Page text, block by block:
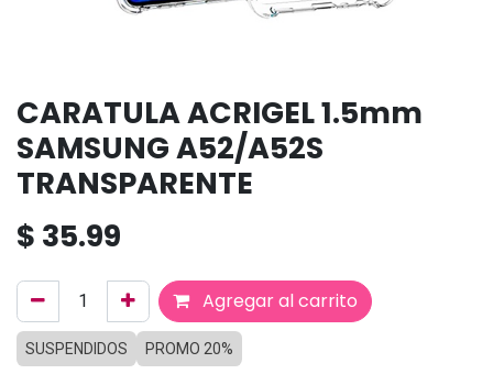
CARATULA ACRIGEL 1.5mm
SAMSUNG A52/A52S
TRANSPARENTE
$ 35.99
Agregar al carrito
SUSPENDIDOS PROMO 20%